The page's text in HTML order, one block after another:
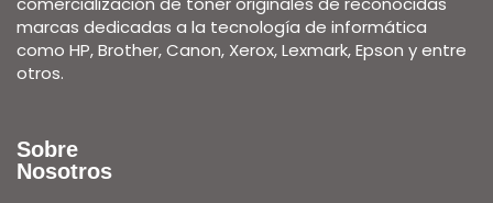
marcas dedicadas a la tecnología de informática
como HP, Brother, Canon, Xerox, Lexmark, Epson y entre
otros.
Sobre
Nosotros